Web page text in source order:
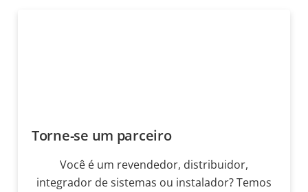
Torne-se um parceiro
Você é um revendedor, distribuidor,
integrador de sistemas ou instalador? Temos